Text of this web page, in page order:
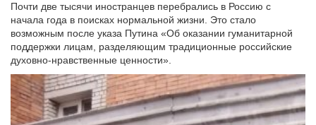
Почти две тысячи иностранцев перебрались в Россию с
начала года в поисках нормальной жизни. Это стало
возможным после указа Путина «Об оказании гуманитарной
поддержки лицам, разделяющим традиционные российские
духовно-нравственные ценности».